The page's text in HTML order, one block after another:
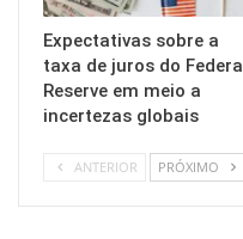
Expectativas sobre a
taxa de juros do Federal
Reserve em meio a
incertezas globais
ANTERIOR PRÓXIMO